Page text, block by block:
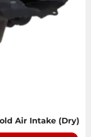
Air Intake (Dry)